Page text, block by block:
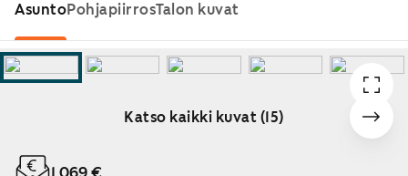
AsuntoPohjapiirrosTalon kuvat
Katso kaikki kuvat (15)
Näytetään dia 1 / 15
1 069 €